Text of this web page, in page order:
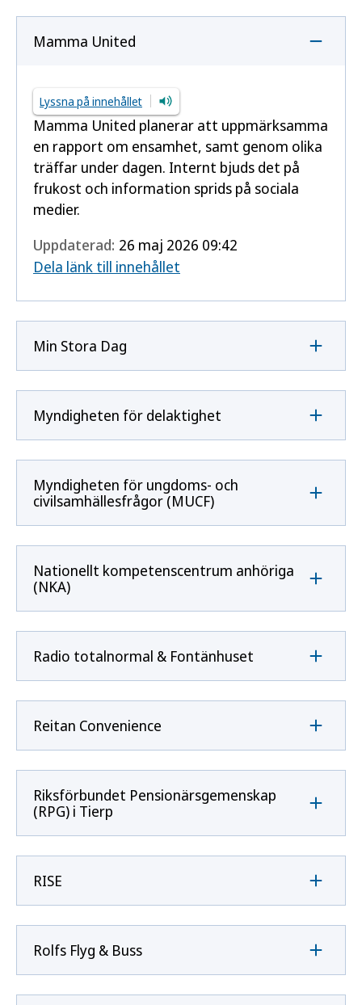
Mamma United
Lyssna på innehållet
Mamma United planerar att uppmärksamma
en rapport om ensamhet, samt genom olika
träffar under dagen. Internt bjuds det på
frukost och information sprids på sociala
medier.
Uppdaterad: 26 maj 2026 09:42
Dela länk till innehållet
Min Stora Dag
Myndigheten för delaktighet
Myndigheten för ungdoms- och
civilsamhällesfrågor (MUCF)
Nationellt kompetenscentrum anhöriga
(NKA)
Radio totalnormal & Fontänhuset
Reitan Convenience
Riksförbundet Pensionärsgemenskap
(RPG) i Tierp
RISE
Rolfs Flyg & Buss